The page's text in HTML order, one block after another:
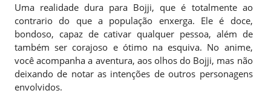
Uma realidade dura para Bojji, que é totalmente ao
contrario do que a população enxerga. Ele é doce,
bondoso, capaz de cativar qualquer pessoa, além de
também ser corajoso e ótimo na esquiva. No anime,
você acompanha a aventura, aos olhos do Bojji, mas não
deixando de notar as intenções de outros personagens
envolvidos.